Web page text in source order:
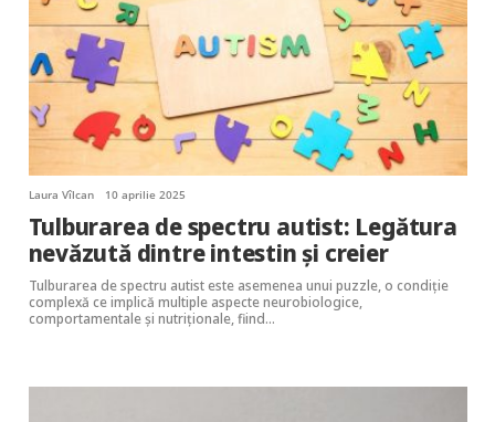
Laura Vîlcan 10 aprilie 2025
Tulburarea de spectru autist: Legătura
nevăzută dintre intestin și creier
Tulburarea de spectru autist este asemenea unui puzzle, o condiție
complexă ce implică multiple aspecte neurobiologice,
comportamentale și nutriționale, fiind…